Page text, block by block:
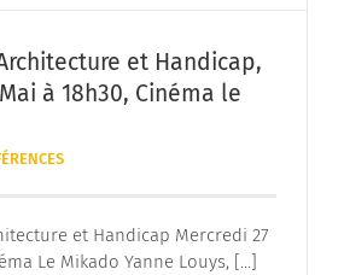
et Handicap,
à 18h30, Cinéma le
et Handicap Mercredi 27
Le Mikado Yanne Louys, [...]